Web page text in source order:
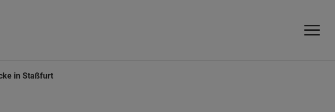
in Staßfurt